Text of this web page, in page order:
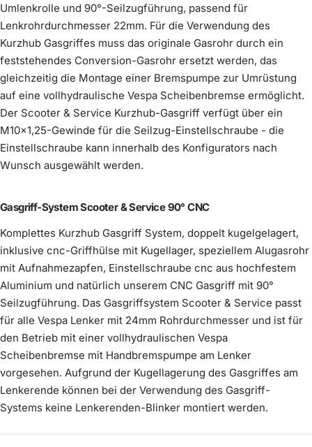
Gasgriff Scooter & Service
Mehr erfahren
Gasgriff(0/2) Wähle ein Produkt
Kurzhub Gasgriff Scooter & Service
Gasgriff-System Scooter & Service
Mehr erfahren
Umlenkrolle und 90°-Seilzugführung, passend für
Lenkrohrdurchmesser 22mm. Für die Verwendung des
Kurzhub Gasgriffes muss das originale Gasrohr durch ein
feststehendes Conversion-Gasrohr ersetzt werden, das
gleichzeitig die Montage einer Bremspumpe zur Umrüstung
auf eine vollhydraulische Vespa Scheibenbremse ermöglicht.
Der Scooter & Service Kurzhub-Gasgriff verfügt über ein
M10x1,25-Gewinde für die Seilzug-Einstellschraube - die
Einstellschraube kann innerhalb des Konfigurators nach
Wunsch ausgewählt werden.
Gasgriff-System Scooter & Service 90° CNC
Komplettes Kurzhub Gasgriff System, doppelt kugelgelagert,
inklusive cnc-Griffhülse mit Kugellager, speziellem Alugasrohr
mit Aufnahmezapfen, Einstellschraube cnc aus hochfestem
Aluminium und natürlich unserem CNC Gasgriff mit 90°
Seilzugführung. Das Gasgriffsystem Scooter & Service passt
für alle Vespa Lenker mit 24mm Rohrdurchmesser und ist für
den Betrieb mit einer vollhydraulischen Vespa
Scheibenbremse mit Handbremspumpe am Lenker
vorgesehen. Aufgrund der Kugellagerung des Gasgriffes am
Lenkerende können bei der Verwendung des Gasgriff-
Systems keine Lenkerenden-Blinker montiert werden.